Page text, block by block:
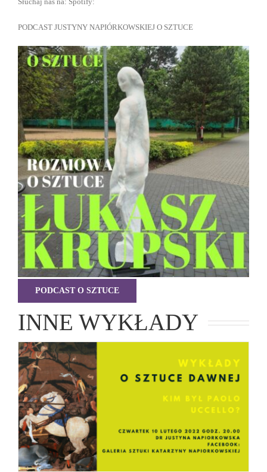
PODCAST JUSTYNY NAPIÓRKOWSKIEJ O SZTUCE
PODCAST O SZTUCE
INNE WYKŁADY
O sztuce. Paolo Uccello
Podcasty